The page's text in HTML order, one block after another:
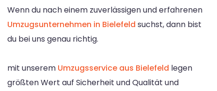
Wenn du nach einem zuverlässigen und erfahrenen
Umzugsunternehmen in Bielefeld suchst, dann bist
du bei uns genau richtig.
mit unserem Umzugsservice aus Bielefeld legen
größten Wert auf Sicherheit und Qualität und